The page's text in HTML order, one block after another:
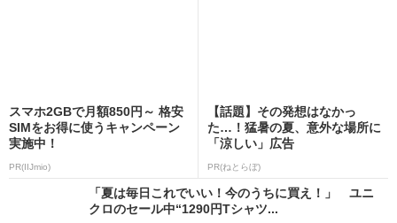
スマホ2GBで月額850円～ 格安
SIMをお得に使うキャンペーン
実施中！
PR(IIJmio)
【話題】その発想はなかっ
た…！猛暑の夏、意外な場所に
「涼しい」広告
PR(ねとらぼ)
「夏は毎日これでいい！今のうちに買え！」 ユニ
クロのセール中“1290円Tシャツ...